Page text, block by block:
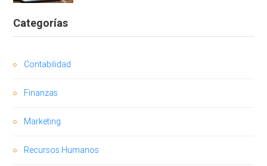
Categorías
Contabilidad
Finanzas
Marketing
Recursos Humanos